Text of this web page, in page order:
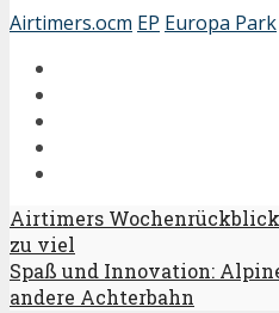
Airtimers.ocm EP Europa Park
Airtimers
zu viel
Spaß und Innovation:
andere Achterbahn